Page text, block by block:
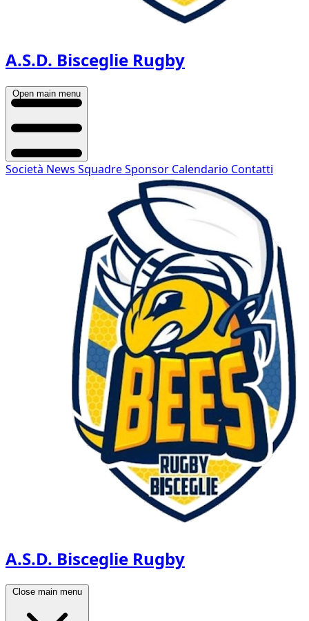
A.S.D. Bisceglie Rugby
Open main menu
Società News SquadreSponsor Calendario Contatti
A.S.D. Bisceglie Rugby
Close main menu